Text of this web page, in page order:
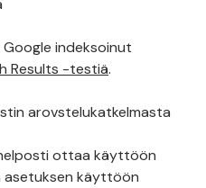
indeksoinut
Results -testiä.
ottaa käyttöön
käyttöön